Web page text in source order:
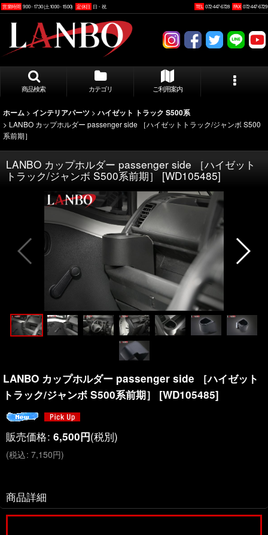
営業時間 9:00 - 17:30 (土10:00 - 15:00) 定休日 日・祝 TEL 072-447-6728 FAX 072-447-6729
商品検索 カテゴリ ご利用案内
ホーム > インテリアパーツ > ハイゼット トラック S500系
> LANBO カップホルダー passenger side ［ハイゼットトラック/ジャンボ S500
系前期］
LANBO カップホルダー passenger side ［ハイゼット
トラック/ジャンボ S500系前期］ [WD105485]
LANBO カップホルダー passenger side ［ハイゼット
トラック/ジャンボ S500系前期］
[WD105485]
販売価格: 6,500円(税別)
(税込: 7,150円)
商品詳細